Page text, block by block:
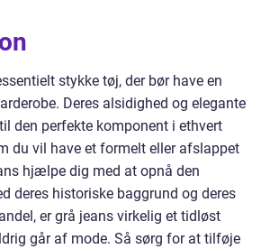
stykke tøj, der bør have en
Deres alsidighed og elegante
den perfekte komponent i ethvert
du vil have et formelt eller afslappet
hjælpe dig med at opnå den
deres historiske baggrund og deres
er grå jeans virkelig et tidløst
går af mode. Så sørg for at tilføje